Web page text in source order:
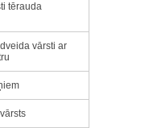
tērauda
vārsti ar